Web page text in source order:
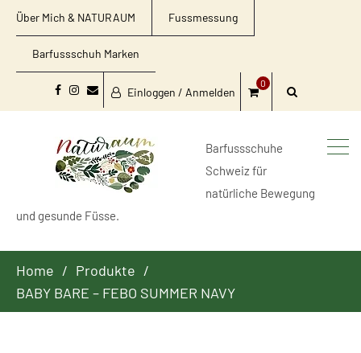
Über Mich & NATURAUM Fussmessung
Barfussschuh Marken
Facebook
Instagram
Email
Einloggen / Anmelden
0
Barfussschuhe
Schweiz für
natürliche Bewegung
und gesunde Füsse.
Home
Produkte
BABY BARE – FEBO SUMMER NAVY